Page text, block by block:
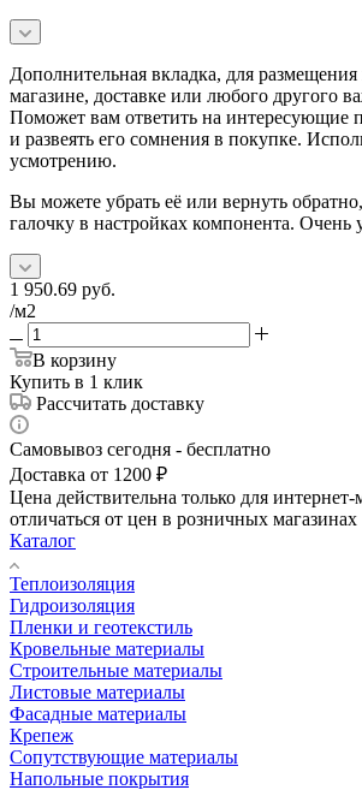
Дополнительная вкладка, для
магазине, доставке или любого другого
Поможет вам ответить на интересующие
и развеять его сомнения в покупке.
усмотрению.
Вы можете убрать её или вернуть
галочку в настройках компонента. Очень
1 950.69 руб.
/м2
В корзину
Купить в 1 клик
Рассчитать доставку
Самовывоз сегодня - бесплатно
Доставка от 1200 ₽
Цена действительна только для
отличаться от цен в розничных магазинах
Каталог
Теплоизоляция
Гидроизоляция
Пленки и геотекстиль
Кровельные материалы
Строительные материалы
Листовые материалы
Фасадные материалы
Крепеж
Сопутствующие материалы
Напольные покрытия